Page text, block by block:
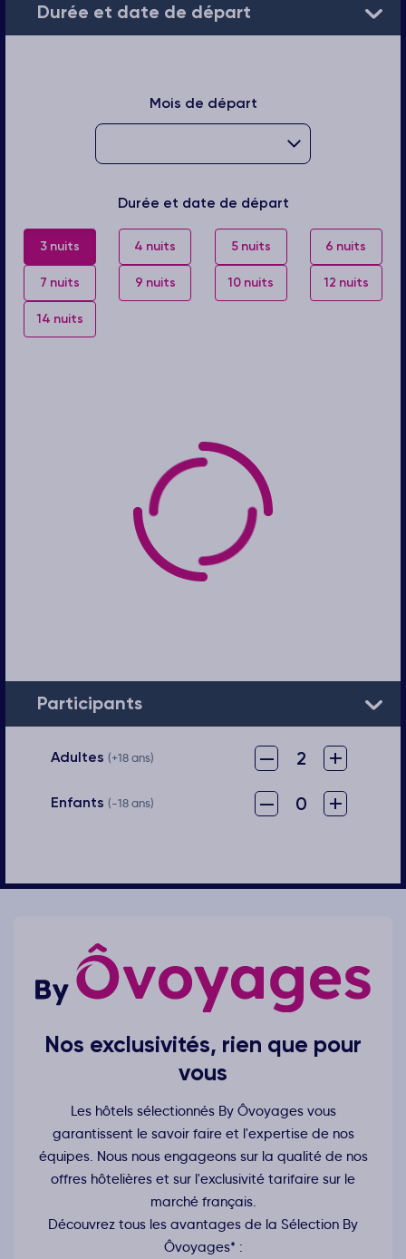
Durée et date de départ
Mois de départ
Durée et date de départ
3 nuits 4 nuits 5 nuits 6 nuits
7 nuits 9 nuits 10 nuits 12 nuits
14 nuits
Participants
Adultes (+18 ans) – 2 +
Enfants (-18 ans) – 0 +
Nos exclusivités, rien que pour
vous
Les hôtels sélectionnés By Ôvoyages vous
garantissent le savoir faire et l'expertise de nos
équipes. Nous nous engageons sur la qualité de nos
offres hôtelières et sur l'exclusivité tarifaire sur le
marché français.
Découvrez tous les avantages de la Sélection By
Ôvoyages* :